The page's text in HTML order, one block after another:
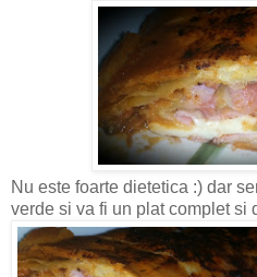
Nu este foarte dietetica :) dar
verde si va fi un plat complet si